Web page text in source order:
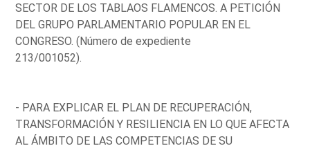
SECTOR DE LOS TABLAOS FLAMENCOS. A PETICIÓN
DEL GRUPO PARLAMENTARIO POPULAR EN EL
CONGRESO. (Número de expediente
213/001052).
- PARA EXPLICAR EL PLAN DE RECUPERACIÓN,
TRANSFORMACIÓN Y RESILIENCIA EN LO QUE AFECTA
AL ÁMBITO DE LAS COMPETENCIAS DE SU